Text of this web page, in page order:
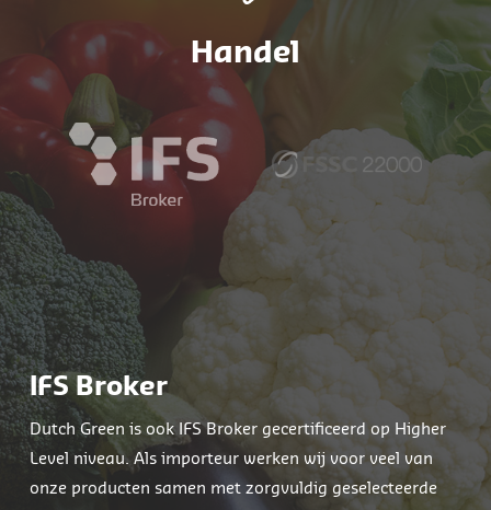
Handel
IFS Broker
Dutch Green is ook IFS Broker gecertificeerd op Higher
Level niveau. Als importeur werken wij voor veel van
onze producten samen met zorgvuldig geselecteerde